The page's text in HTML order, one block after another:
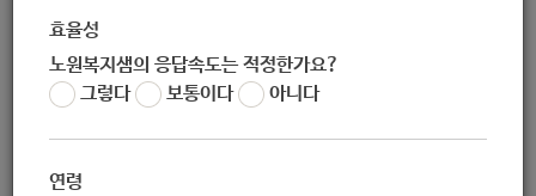
효율성
노원복지샘의 응답속도는 적정한가요?
그렇다
보통이다 아니다
연령
여성장애인 홈헬퍼 파견 및 한솔
교육희망재단 에듀케어 시즌7